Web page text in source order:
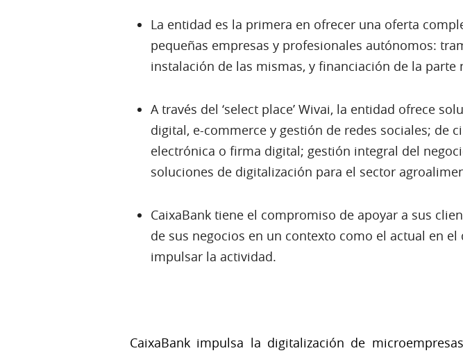
La entidad es la primera en ofrecer una oferta
pequeñas empresas y profesionales autónomos:
instalación de las mismas, y financiación de la parte
A través del ‘select place’ Wivai, la entidad ofrece
digital, e-commerce y gestión de redes sociales; de
electrónica o firma digital; gestión integral del
soluciones de digitalización para el sector
CaixaBank tiene el compromiso de apoyar a sus
de sus negocios en un contexto como el actual en
impulsar la actividad.
CaixaBank impulsa la digitalización de